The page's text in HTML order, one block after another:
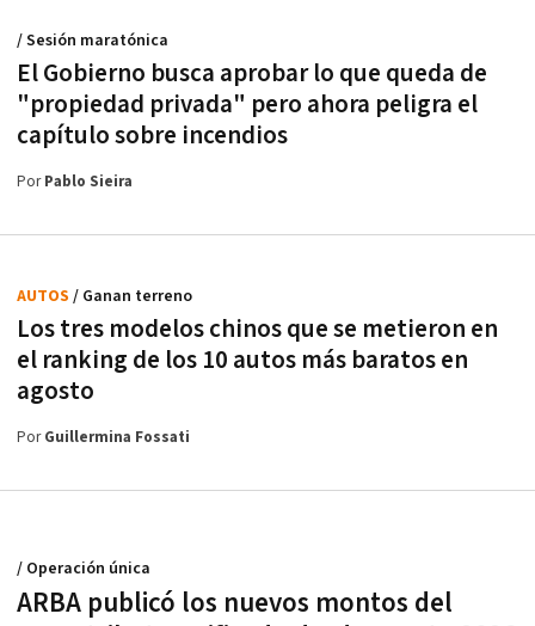
El Gobierno busca aprobar lo que queda de
"propiedad privada" pero ahora peligra el
capítulo sobre incendios
/ Sesión maratónica
PorPablo Sieira
Los tres modelos chinos que se metieron en
el ranking de los 10 autos más baratos en
agosto
AUTOS / Ganan terreno
PorGuillermina Fossati
ARBA publicó los nuevos montos del
/ Operación única